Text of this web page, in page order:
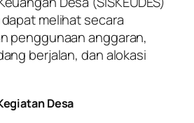
melihat secara
penggunaan anggaran,
berjalan, dan alokasi
Desa